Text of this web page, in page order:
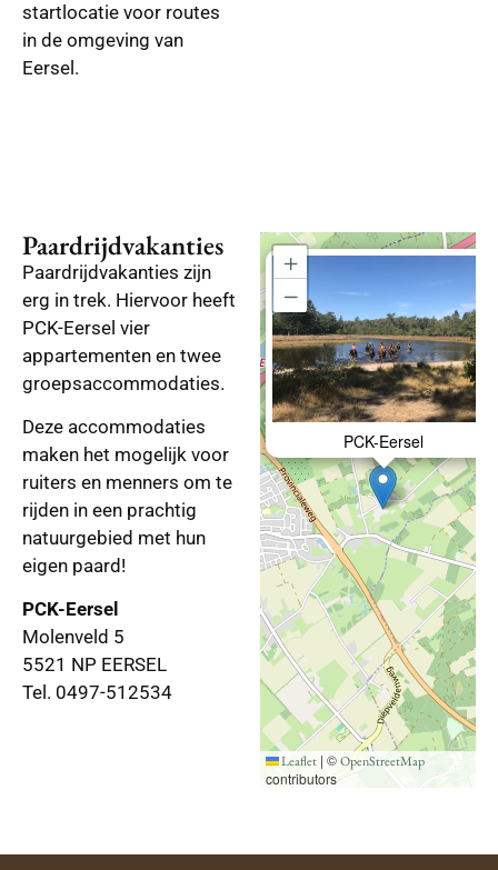
startlocatie voor routes
in de omgeving van
Eersel.
Paardrijdvakanties
Paardrijdvakanties zijn
erg in trek. Hiervoor heeft
PCK-Eersel vier
appartementen en twee
groepsaccommodaties.
Deze accommodaties
maken het mogelijk voor
ruiters en menners om te
rijden in een prachtig
natuurgebied met hun
eigen paard!
PCK-Eersel
Molenveld 5
5521 NP EERSEL
Tel. 0497-512534
PCK-Eersel
+
−
Leaflet | ©OpenStreetMap
contributors